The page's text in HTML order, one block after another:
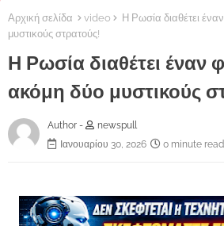
Αρχική σελίδα video
Η Ρωσία διαθέτει
μυστικούς στρατούς!
Η Ρωσία διαθέτει έναν
ακόμη δύο μυστικούς
Author -
newspull
Ιανουαρίου 30, 2026
0 minute read